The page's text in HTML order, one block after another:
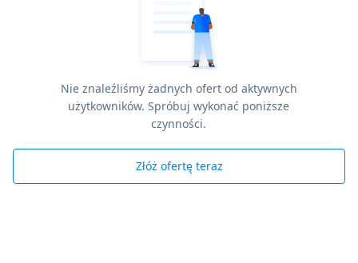
Nie znaleźliśmy żadnych ofert od aktywnych
użytkowników. Spróbuj wykonać poniższe
czynności.
Złóż ofertę teraz